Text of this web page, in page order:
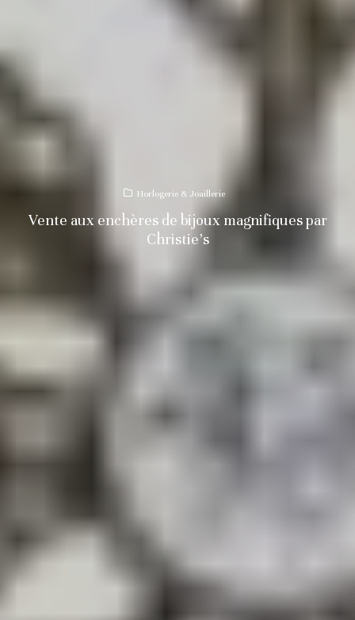
Horlogerie & Joaillerie
Vente aux enchères de bijoux magnifiques par
Christie’s